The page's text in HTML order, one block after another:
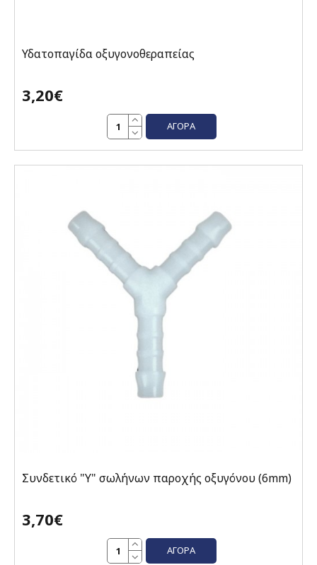
Υδατοπαγίδα οξυγονοθεραπείας
3,20€
ΑΓΟΡΆ
Συνδετικό "Υ" σωλήνων παροχής οξυγόνου (6mm)
3,70€
ΑΓΟΡΆ